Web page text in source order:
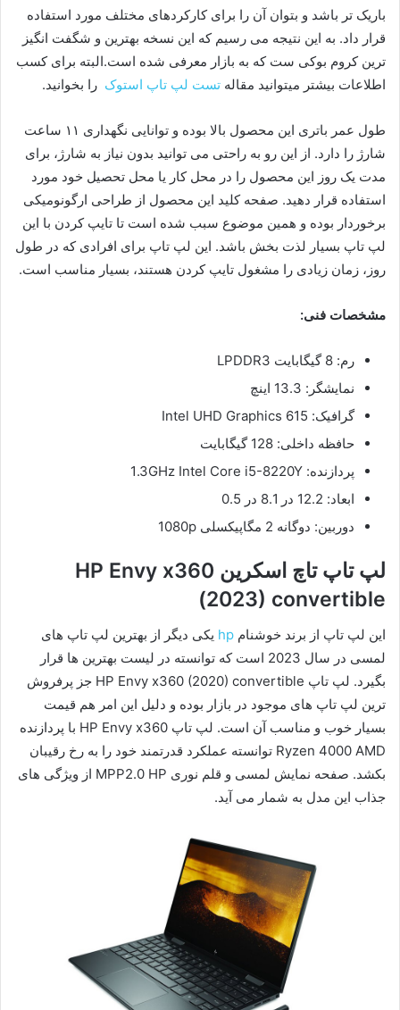
باریک تر باشد و بتوان آن را برای کارکردهای مختلف مورد استفاده
قرار داد. به این نتیجه می ‌رسیم که این نسخه بهترین و شگفت انگیز
ترین کروم ‌بوکی ست که به بازار معرفی شده است.البته برای کسب
اطلاعات بیشتر میتوانید مقاله تست لپ تاپ استوک را بخوانید.
طول عمر باتری این محصول بالا بوده و توانایی نگهداری ۱۱ ساعت
شارژ را دارد. از این رو به راحتی می توانید بدون نیاز به شارژ، برای
مدت یک روز این محصول را در محل کار یا محل تحصیل خود مورد
استفاده قرار دهید. صفحه کلید این محصول از طراحی ارگونومیکی
برخوردار بوده و همین موضوع سبب شده است تا تایپ کردن با این
لپ ‌تاپ بسیار لذت بخش باشد. این لپ تاپ برای افرادی که در طول
روز، زمان زیادی را مشغول تایپ کردن هستند، بسیار مناسب است.
مشخصات فنی:
رم: 8 گیگابایت LPDDR3
نمایشگر: 13.3 اینچ
گرافیک: Intel UHD Graphics 615
حافظه داخلی: 128 گیگابایت
پردازنده: 1.3GHz Intel Core i5-8220Y
ابعاد: 12.2 در 8.1 در 0.5
دوربین: دوگانه 2 مگاپیکسلی 1080p
لپ تاپ تاچ اسکرین HP Envy x360
(2023) convertible
این لپ تاپ از برند خوشنام hp یکی دیگر از بهترین لپ تاپ های
لمسی در سال 2023 است که توانسته در لیست بهترین ها قرار
بگیرد. لپ تاپ HP Envy x360 (2020) convertible جز پرفروش
ترین لپ تاپ های موجود در بازار بوده و دلیل این امر هم قیمت
بسیار خوب و مناسب آن است. لپ تاپ HP Envy x360 با پردازنده
Ryzen 4000 AMD توانسته عملکرد قدرتمند خود را به رخ رقیبان
بکشد. صفحه نمایش لمسی و قلم نوری MPP2.0 HP از ویژگی های
جذاب این مدل به شمار می آید.